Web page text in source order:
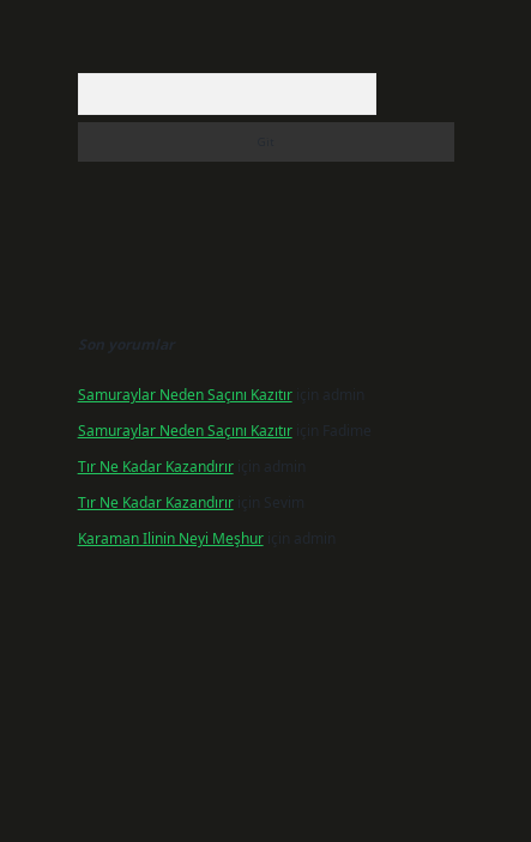
Son yorumlar
Samuraylar Neden Saçını Kazıtıriçin
admin
Samuraylar Neden Saçını Kazıtıriçin
Fadime
Tır Ne Kadar Kazandırıriçin
admin
Tır Ne Kadar Kazandırıriçin Sevim
Karaman Ilinin Neyi Meşhuriçin admin